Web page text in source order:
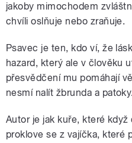
jakoby mimochodem
chvíli oslňuje nebo zraňuje.
Psavec je ten, kdo ví, že
hazard, který ale v člověku
přesvědčení mu pomáhají
nesmí nalít žbrunda a patoky.
Autor je jak kuře, které
proklove se z vajíčka, které